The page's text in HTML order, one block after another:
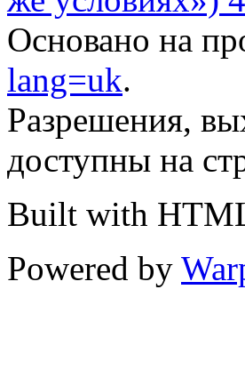
Основано на
lang=uk.
Разрешения,
доступны на
Built with
Powered by